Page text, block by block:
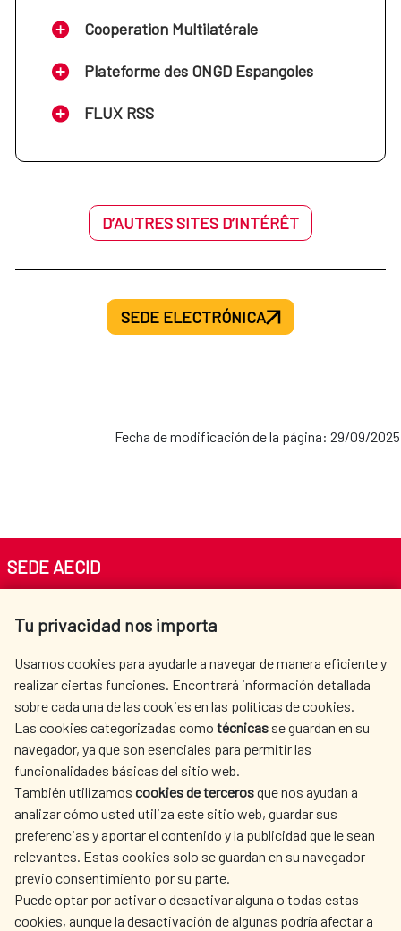
Cooperation Multilatérale
Plateforme des ONGD Espangoles
FLUX RSS
D’AUTRES SITES D’INTÉRÊT
SEDE ELECTRÓNICA
Fecha de modificación de la página: 29/09/2025
Tu privacidad nos importa
Usamos cookies para ayudarle a navegar de manera eficiente y
realizar ciertas funciones. Encontrará información detallada
sobre cada una de las cookies en las políticas de cookies.
Las cookies categorizadas como técnicas se guardan en su
navegador, ya que son esenciales para permitir las
funcionalidades básicas del sitio web.
También utilizamos cookies de tercerosque nos ayudan a
analizar cómo usted utiliza este sitio web, guardar sus
preferencias y aportar el contenido y la publicidad que le sean
relevantes. Estas cookies solo se guardan en su navegador
previo consentimiento por su parte.
Puede optar por activar o desactivar alguna o todas estas
cookies, aunque la desactivación de algunas podría afectar a
SEDE AECID
Tel. +34 900 20 30 54​​​​​​​
AECID
OÙ NOUS COOPÉRONS
L'ACTION HUMANITAIRE
ESPAGNOLE
SALLE DE PRESSE
CULTURE ET SCIENCE BIBLIOTHÈQUE
NOS RÉSEAUX SOCIAUX